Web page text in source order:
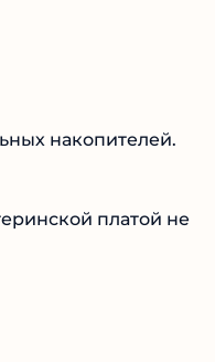
накопителей.
платой не